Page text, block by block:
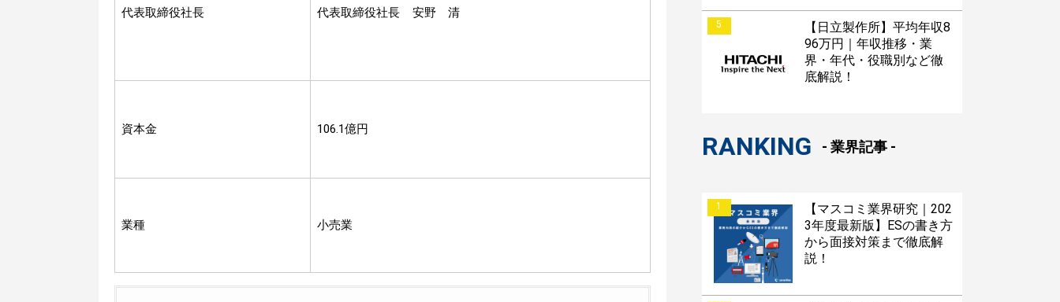
代表取締役社長 代表取締役社長 安野 清
資本金 106.1億円
業種 小売業
5
【日立製作所】平均年収8
96万円｜年収推移・業
界・年代・役職別など徹
底解説！
RANKING - 業界記事 -
1
【マスコミ業界研究｜202
3年度最新版】ESの書き方
から面接対策まで徹底解
説！